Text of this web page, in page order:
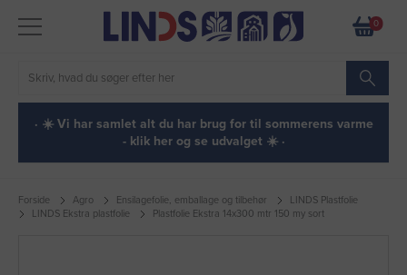
0
· ☀️ Vi har samlet alt du har brug for til sommerens varme
- klik her og se udvalget ☀️ ·
Forside Agro Ensilagefolie, emballage og tilbehør
LINDS Plastfolie
LINDS Ekstra plastfolie
Plastfolie Ekstra 14x300 mtr 150 my sort